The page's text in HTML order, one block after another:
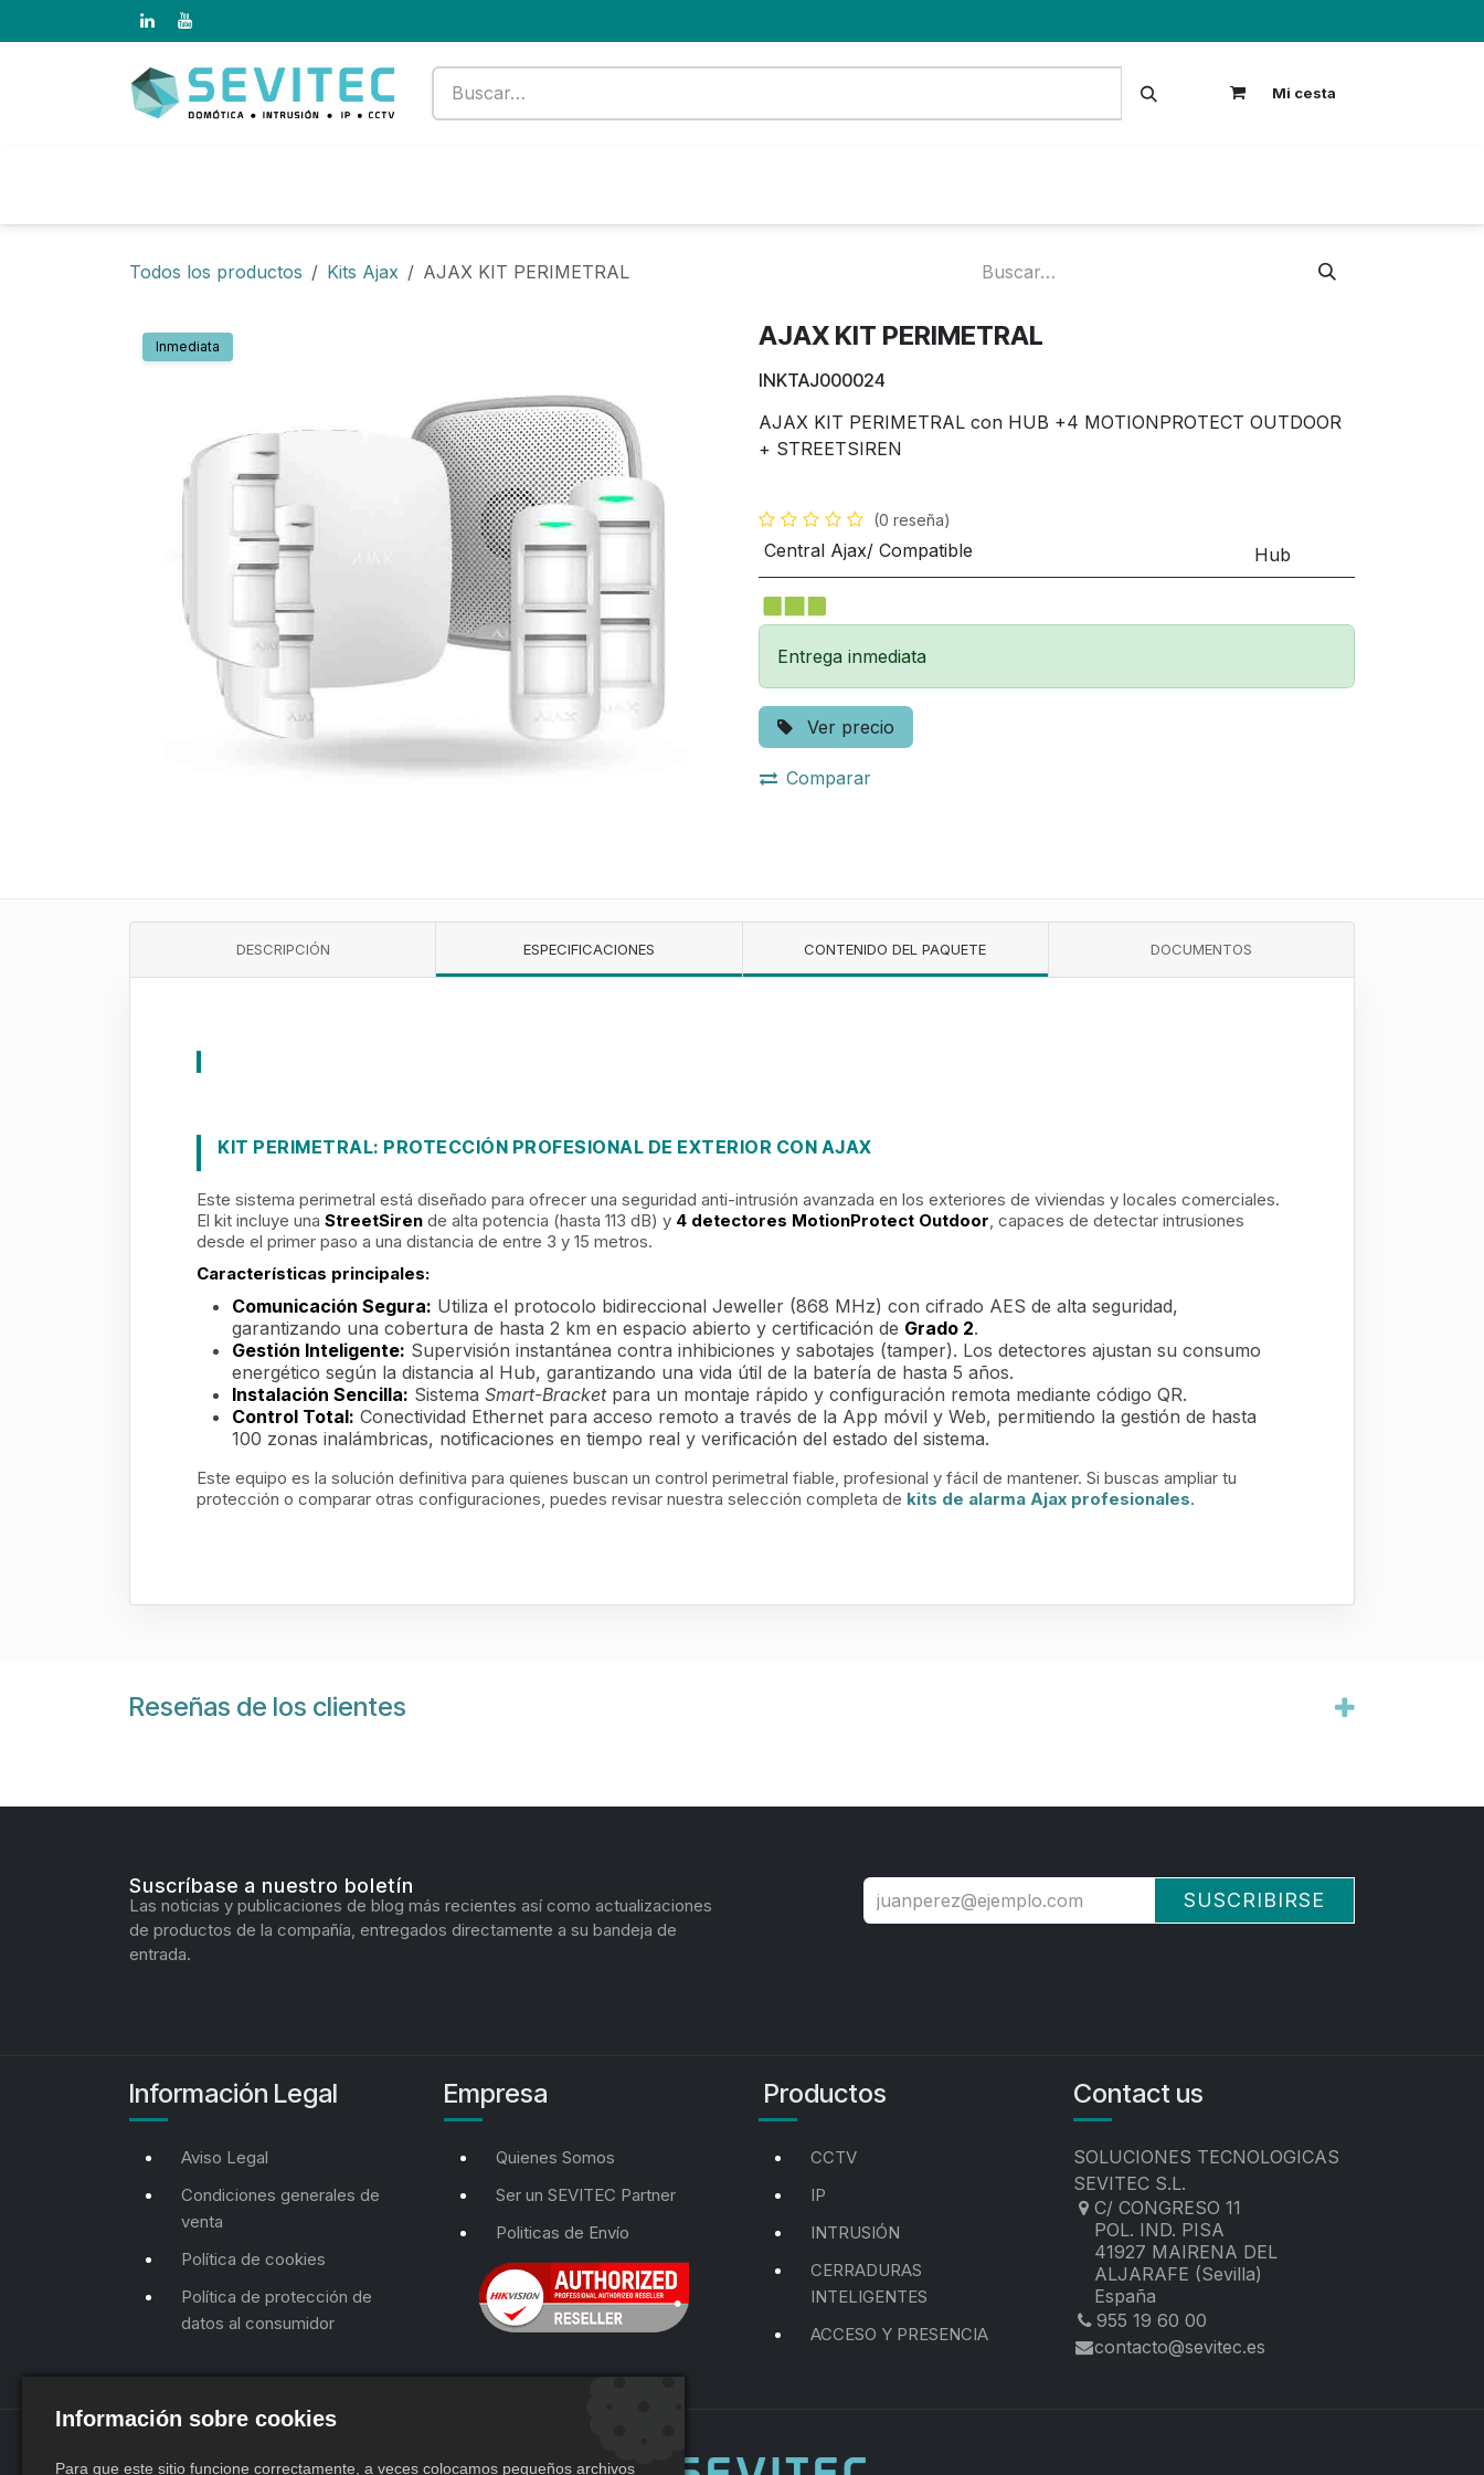
Mi cesta
Todos los productos Kits Ajax AJAX KIT PERIMETRAL
Inmediata AJAX KIT PERIMETRAL
INKTAJ000024
AJAX KIT PERIMETRAL con HUB +4 MOTIONPROTECT OUTDOOR
+ STREETSIREN
(0 reseña)
Central Ajax/ Compatible Hub
Entrega inmediata
Ver precio
Comparar
DESCRIPCIÓN ESPECIFICACIONES CONTENIDO DEL PAQUETE DOCUMENTOS
KIT PERIMETRAL: PROTECCIÓN PROFESIONAL DE EXTERIOR CON AJAX
Este sistema perimetral está diseñado para ofrecer una seguridad anti-intrusión avanzada en los exteriores de viviendas y locales comerciales.
El kit incluye una StreetSiren de alta potencia (hasta 113 dB) y 4 detectores MotionProtect Outdoor , capaces de detectar intrusiones
desde el primer paso a una distancia de entre 3 y 15 metros.
Características principales:
Comunicación Segura: Utiliza el protocolo bidireccional Jeweller (868 MHz) con cifrado AES de alta seguridad,
garantizando una cobertura de hasta 2 km en espacio abierto y certificación de Grado 2.
Gestión Inteligente: Supervisión instantánea contra inhibiciones y sabotajes (tamper). Los detectores ajustan su consumo
energético según la distancia al Hub, garantizando una vida útil de la batería de hasta 5 años.
Instalación Sencilla: Sistema Smart-Bracketpara un montaje rápido y configuración remota mediante código QR.
Control Total: Conectividad Ethernet para acceso remoto a través de la App móvil y Web, permitiendo la gestión de hasta
100 zonas inalámbricas, notificaciones en tiempo real y verificación del estado del sistema.
Este equipo es la solución definitiva para quienes buscan un control perimetral fiable, profesional y fácil de mantener. Si buscas ampliar tu
protección o comparar otras configuraciones, puedes revisar nuestra selección completa de kits de alarma Ajax profesionales.
Reseñas de los clientes
Suscríbase a nuestro boletín
Las noticias y publicaciones de blog más recientes así como actualizaciones
de productos de la compañía, entregados directamente a su bandeja de
entrada.
SUSCRIBIRSE
Información Legal
Aviso Legal
Condiciones generales de
venta
Política de cookies
Política de protección de
datos al consumidor
Empresa
Quienes Somos
Ser un SEVITEC Partner
Politicas de Envío
Productos
CCTV
IP
INTRUSIÓN
CERRADURAS
INTELIGENTES
ACCESO Y PRESENCIA
Contact us
SOLUCIONES TECNOLOGICAS
SEVITEC S.L.
C/ CONGRESO 11
POL. IND. PISA
41927 MAIRENA DEL
ALJARAFE (Sevilla)
España
955 19 60 00
contacto@sevitec.es
Información sobre cookies
Para que este sitio funcione correctamente, a veces colocamos pequeños archivos